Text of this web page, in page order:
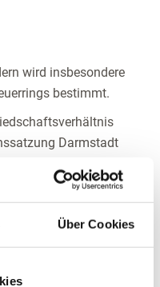
Über Cookies
wird insbesondere
bestimmt.
Darmstadt
sowie der dazu